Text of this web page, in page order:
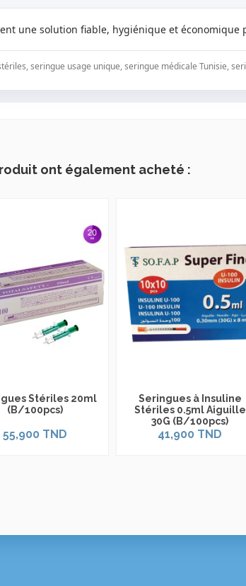
une solution fiable, hygiénique et économique
seringue usage unique, seringue médicale Tunisie,
ont également acheté :
Stériles 20ml
(B/100pcs)
55,900 TND
Seringues à Insuline
Stériles 0.5ml Aiguille
30G (B/100pcs)
41,900 TND